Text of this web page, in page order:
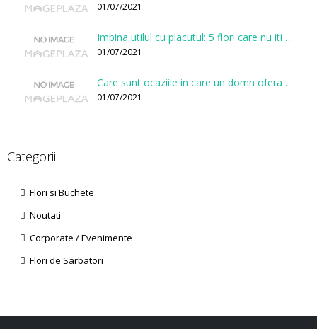
01/07/2021
Imbina utilul cu placutul: 5 flori care nu iti vor face gaura in buget
01/07/2021
Care sunt ocaziile in care un domn ofera flori?
01/07/2021
Categorii
Flori si Buchete
Noutati
Corporate / Evenimente
Flori de Sarbatori